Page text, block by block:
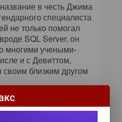
в честь Джима
специалиста
не только помогал
SQL Server, он
многими учеными-
и с Девиттом,
близким другом
Microsoft Jim Gray
три человека. «Самое